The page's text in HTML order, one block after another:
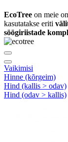
EcoTree on meie
kasutatakse eriti
söögiriistade
Vaikimisi
Hinne (kõrgeim)
Hind (kallis > odav)
Hind (odav > kallis)